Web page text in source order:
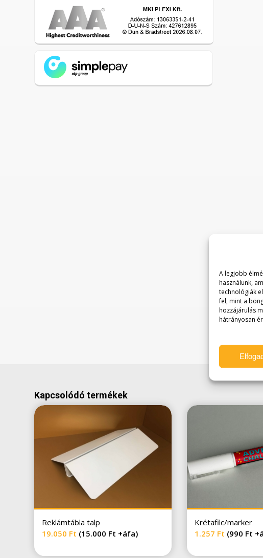
A legjobb
használunk,
technológiák
fel, mint a
hozzájárulás
hátrányosan
Kapcsolódó termékek
Reklámtábla talp
19.050 Ft (15.000 Ft +áfa)
Krétafilc/marker
1.257 Ft (990 Ft